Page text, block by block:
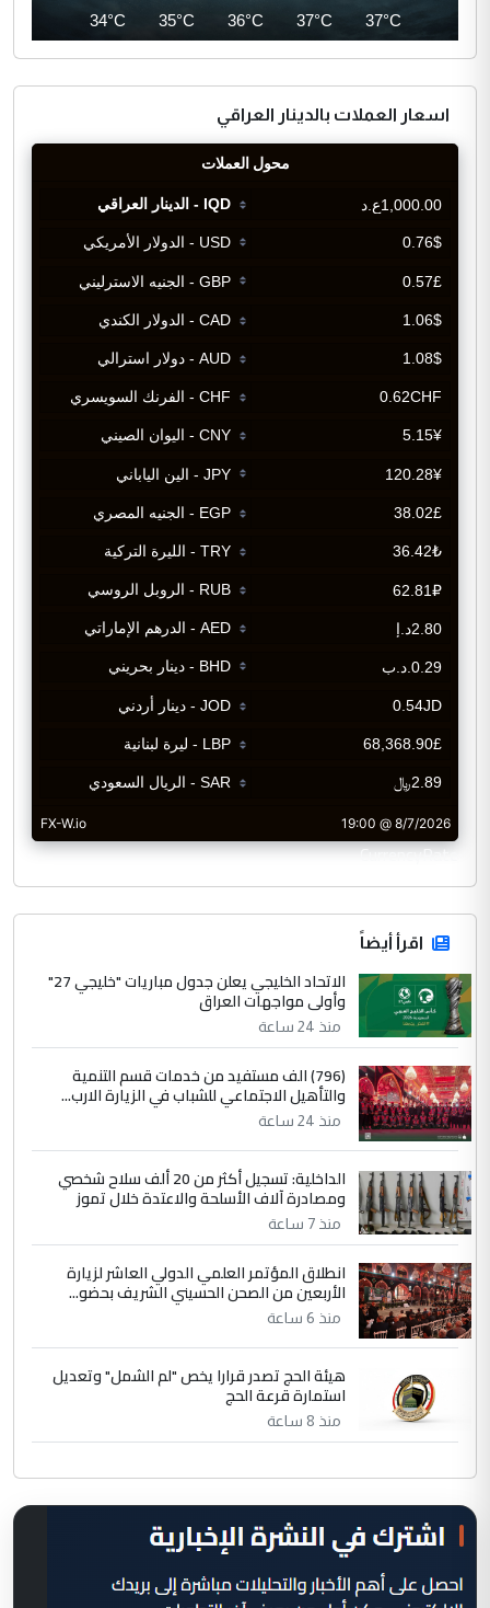
37°C
37°C
36°C
35°C
34°C
اسعار العملات بالدينار العراقي
CurrencyRate
اقرأ أيضاً
الاتحاد الخليجي يعلن جدول مباريات "خليجي 27"
وأولى مواجهات العراق
منذ 24 ساعة
(796) الف مستفيد من خدمات قسم التنمية
والتأهيل الاجتماعي للشباب في الزيارة الارب...
منذ 24 ساعة
الداخلية: تسجيل أكثر من 20 ألف سلاح شخصي
ومصادرة آلاف الأسلحة والاعتدة خلال تموز
منذ 7 ساعة
انطلاق المؤتمر العلمي الدولي العاشر لزيارة
الأربعين من الصحن الحسيني الشريف بحضو...
منذ 6 ساعة
هيئة الحج تصدر قرارا يخص "لم الشمل" وتعديل
استمارة قرعة الحج
منذ 8 ساعة